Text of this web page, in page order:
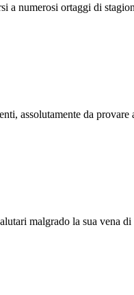
a numerosi ortaggi di
assolutamente da
malgrado la sua vena